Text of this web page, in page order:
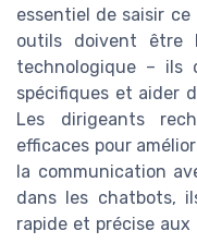
essentiel de saisir
outils doivent être
technologique – ils
spécifiques et aider
Les dirigeants
efficaces pour
la communication
dans les chatbots,
rapide et précise